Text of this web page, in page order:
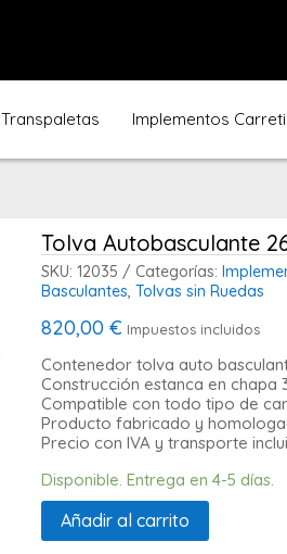
Transpaletas Implementos
Tolva Autobasculante
SKU: 12035 Categorías:
Basculantes, Tolvas sin Ruedas
820,00 € Impuestos incluidos
Contenedor tolva auto
Construcción estanca en chapa
Compatible con todo tipo de
Producto fabricado y
Precio con IVA y transporte
Disponible. Entrega en 4-5 días.
Añadir al carrito